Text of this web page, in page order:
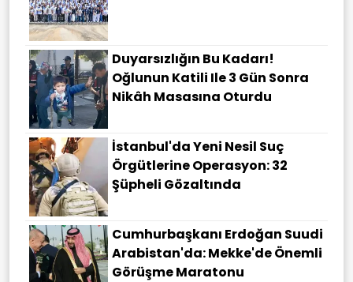
Duyarsızlığın Bu Kadarı!
Oğlunun Katili Ile 3 Gün Sonra
Nikâh Masasına Oturdu
İstanbul'da Yeni Nesil Suç
Örgütlerine Operasyon: 32
Şüpheli Gözaltında
Cumhurbaşkanı Erdoğan Suudi
Arabistan'da: Mekke'de Önemli
Görüşme Maratonu